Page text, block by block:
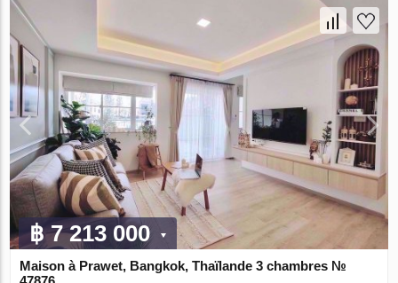
฿ 7 213 000
Maison à Prawet, Bangkok, Thaïlande 3 chambres №